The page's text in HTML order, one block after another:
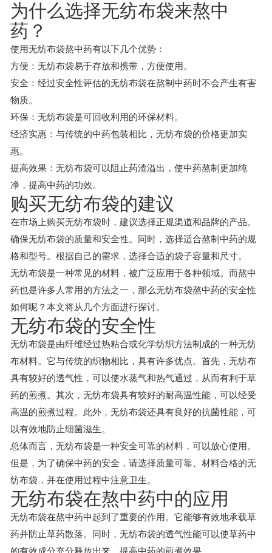
为什么选择无纺布袋来熬中
药？
使用无纺布袋熬中药有以下几个优势：
方便：无纺布袋易于存放和携带，方便使用。
安全：经过安全性评估的无纺布袋在熬制中药时不会产生有害
物质。
环保：无纺布袋是可回收利用的环保材料。
经济实惠：与传统的中药包装相比，无纺布袋的价格更加实
惠。
提高效果：无纺布袋可以阻止药渣溢出，使中药熬制更加纯
净，提高中药的功效。
购买无纺布袋的建议
在市场上购买无纺布袋时，建议选择正规渠道和品牌的产品。
确保无纺布袋的质量和安全性。同时，选择适合熬制中药的规
格和型号。根据自己的需求，选择合适的袋子容量和尺寸。
无纺布袋是一种常见的材料，被广泛应用于各种领域。而熬中
药也是许多人常用的方法之一，那么无纺布袋熬中药的安全性
如何呢？本文将从几个方面进行探讨。
无纺布袋的安全性
无纺布袋是由纤维经过热粘合或化学纺织方法制成的一种无纺
布材料。它与传统的织物相比，具有许多优点。首先，无纺布
具有较好的透气性，可以使水蒸气和热气通过，从而有利于草
药的煎煮。其次，无纺布袋具有较好的耐高温性能，可以经受
高温的煎煮过程。此外，无纺布袋还具有良好的抗菌性能，可
以有效地防止细菌滋生。
总体而言，无纺布袋是一种安全可靠的材料，可以放心使用。
但是，为了确保中药的安全，请选择质量可靠、材料合格的无
纺布袋，并在使用过程中注意卫生。
无纺布袋在熬中药中的应用
无纺布袋在熬中药中起到了重要的作用。它能够有效地承载草
药并防止草药散落。同时，无纺布袋的透气性能可以使草药中
的有效成分充分释放出来，提高中药的煎煮效果。